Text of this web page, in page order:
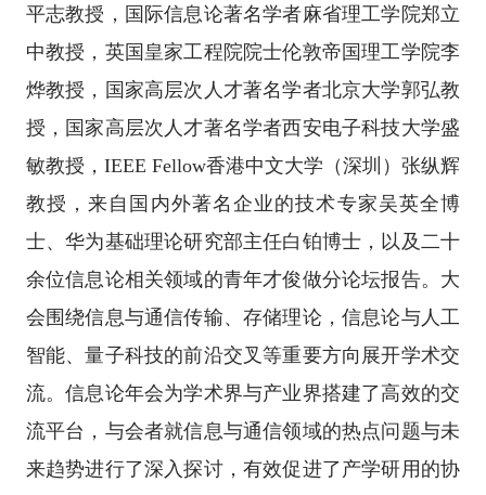
平志教授，国际信息论著名学者麻省理工学院郑立
中教授，英国皇家工程院院士伦敦帝国理工学院李
烨教授，国家高层次人才著名学者北京大学郭弘教
授，国家高层次人才著名学者西安电子科技大学盛
敏教授，IEEE Fellow香港中文大学（深圳）张纵辉
教授，来自国内外著名企业的技术专家吴英全博
士、华为基础理论研究部主任白铂博士，以及二十
余位信息论相关领域的青年才俊做分论坛报告。大
会围绕信息与通信传输、存储理论，信息论与人工
智能、量子科技的前沿交叉等重要方向展开学术交
流。信息论年会为学术界与产业界搭建了高效的交
流平台，与会者就信息与通信领域的热点问题与未
来趋势进行了深入探讨，有效促进了产学研用的协